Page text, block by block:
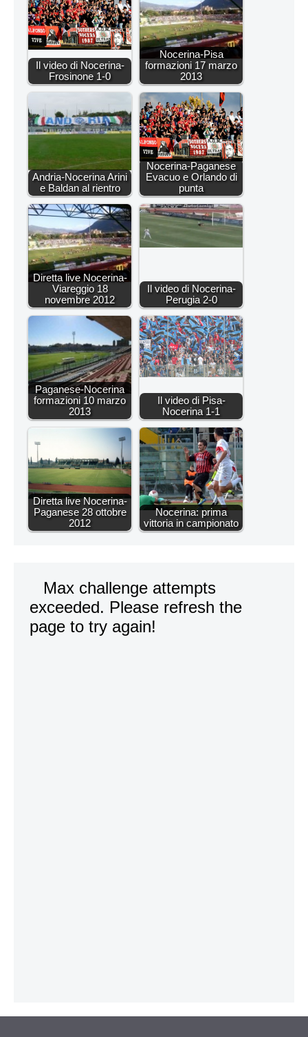
Il video di Nocerina-
Frosinone 1-0
Nocerina-Pisa
formazioni 17 marzo
2013
Andria-Nocerina Arini
e Baldan al rientro
Nocerina-Paganese
Evacuo e Orlando di
punta
Diretta live Nocerina-
Viareggio 18
novembre 2012
Il video di Nocerina-
Perugia 2-0
Paganese-Nocerina
formazioni 10 marzo
2013
Il video di Pisa-
Nocerina 1-1
Diretta live Nocerina-
Paganese 28 ottobre
2012
Nocerina: prima
vittoria in campionato